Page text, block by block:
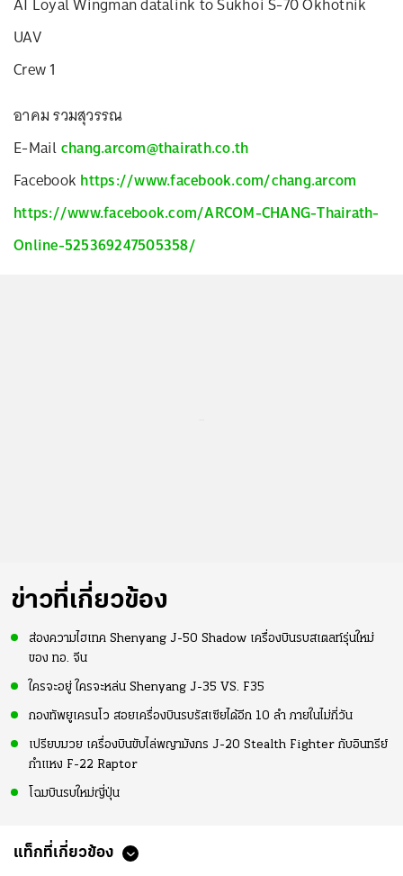
UAV
Crew 1
อาคม รวมสุวรรณ
E-Mailchang.arcom@thairath.co.th
Facebook https://www.facebook.com/chang.arcom
https://www.facebook.com/ARCOM-CHANG-Thairath-
Online-525369247505358/
ข่าวที่เกี่ยวข้อง
ส่องความไฮเทค Shenyang J-50 Shadow เครื่องบินรบสเตลท์รุ่นใหม่
ของ ทอ. จีน
ใครจะอยู่ ใครจะหล่น Shenyang J-35 VS. F35
กองทัพยูเครนโว สอยเครื่องบินรบรัสเซียได้อีก 10 ลำ ภายในไม่กี่วัน
เปรียบมวย เครื่องบินขับไล่พญามังกร J-20 Stealth Fighter กับอินทรีย์
กำแหง F-22 Raptor
โฉมบินรบใหม่ญี่ปุ่น
แท็กที่เกี่ยวข้อง